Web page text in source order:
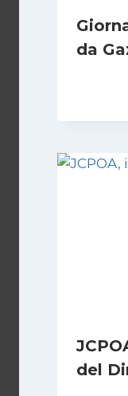
da
del